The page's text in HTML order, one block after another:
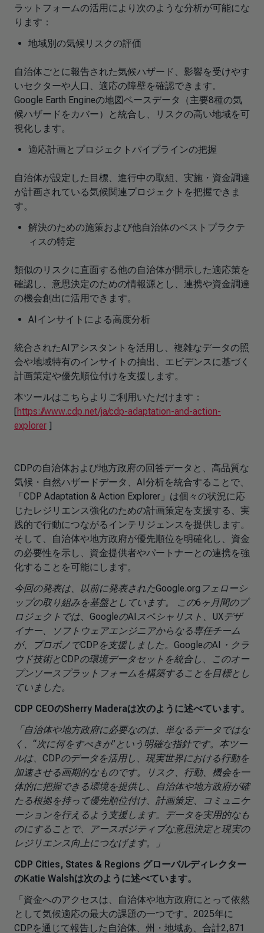
ラットフォームの活用により次のような分析が可能にな
ります：
地域別の気候リスクの評価
自治体ごとに報告された気候ハザード、影響を受けやす
いセクターや人口、適応の障壁を確認できます。
Google Earth Engineの地図ベースデータ（主要8種の気
候ハザードをカバー）と統合し、リスクの高い地域を可
視化します。
適応計画とプロジェクトパイプラインの把握
自治体が設定した目標、進行中の取組、実施・資金調達
が計画されている気候関連プロジェクトを把握できま
す。
解決のための施策および他自治体のベストプラクテ
ィスの特定
類似のリスクに直面する他の自治体が開示した適応策を
確認し、意思決定のための情報源とし、連携や資金調達
の機会創出に活用できます。
AIインサイトによる高度分析
統合されたAIアシスタントを活用し、複雑なデータの照
会や地域特有のインサイトの抽出、エビデンスに基づく
計画策定や優先順位付けを支援します。
本ツールはこちらよりご利用いただけます：
[https://www.cdp.net/ja/cdp-adaptation-and-action-
explorer ]
CDPの自治体および地方政府の回答データと、高品質な
気候・自然ハザードデータ、AI分析を統合することで、
「CDP Adaptation & Action Explorer」は個々の状況に応
じたレジリエンス強化のための計画策定を支援する、実
践的で行動につながるインテリジェンスを提供します。
そして、自治体や地方政府が優先順位を明確化し、資金
の必要性を示し、資金提供者やパートナーとの連携を強
化することを可能にします。
今回の発表は、以前に発表されたGoogle.orgフェローシ
ップの取り組みを基盤としています。 この6ヶ月間のプ
ロジェクトでは、GoogleのAIスペシャリスト、UXデザ
イナー、ソフトウェアエンジニアからなる専任チーム
が、プロボノでCDPを支援しました。GoogleのAI・クラ
ウド技術とCDPの環境データセットを統合し、このオー
プンソースプラットフォームを構築することを目標とし
ていました。
CDP CEOのSherry Maderaは次のように述べています。
「自治体や地方政府に必要なのは、単なるデータではな
く、“次に何をすべきか”という明確な指針です。本ツー
ルは、CDPのデータを活用し、現実世界における行動を
加速させる画期的なものです。リスク、行動、機会を一
体的に把握できる環境を提供し、自治体や地方政府が確
たる根拠を持って優先順位付け、計画策定、コミュニケ
ーションを行えるよう支援します。データを実用的なも
のにすることで、アースポジティブな意思決定と現実の
レジリエンス向上につなげます。」
CDP Cities, States & Regions グローバルディレクター
のKatie Walshは次のように述べています。
「資金へのアクセスは、自治体や地方政府にとって依然
として気候適応の最大の課題の一つです。2025年に
CDPを通じて報告した自治体、州・地域あ、合計2,871